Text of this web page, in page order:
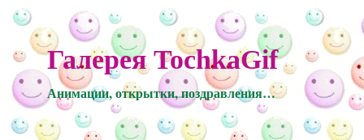
Галерея TochkaGif
Анимации, открытки, поздравления…